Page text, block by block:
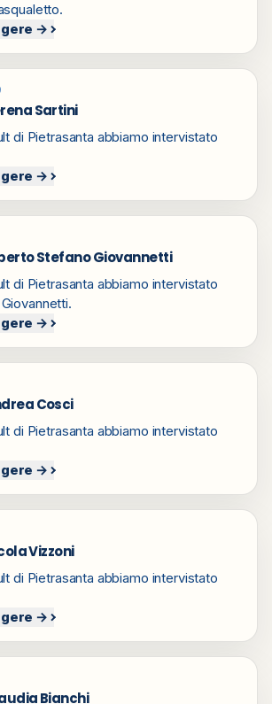
→
Sartini
di Pietrasanta abbiamo intervistato
→
Stefano Giovannetti
di Pietrasanta abbiamo intervistato
→
Cosci
di Pietrasanta abbiamo intervistato
→
Vizzoni
di Pietrasanta abbiamo intervistato
→
Bianchi